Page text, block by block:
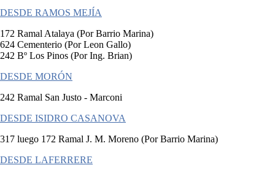
DESDE RAMOS MEJÍA
172 Ramal Atalaya (Por Barrio Marina)
624 Cementerio (Por Leon Gallo)
242 Bº Los Pinos (Por Ing. Brian)
DESDE MORÓN
242 Ramal San Justo - Marconi
DESDE ISIDRO CASANOVA
317 luego 172 Ramal J. M. Moreno (Por Barrio Marina)
DESDE LAFERRERE